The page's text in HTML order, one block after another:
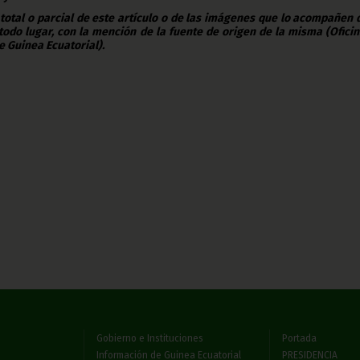
o parcial de este artículo o de las imágenes que lo acompañen
lugar, con la mención de la fuente de origen de la misma
Guinea Ecuatorial).
Gobierno e Instituciones
Información de Guinea Ecuatorial
Portada
PRESIDENCIA